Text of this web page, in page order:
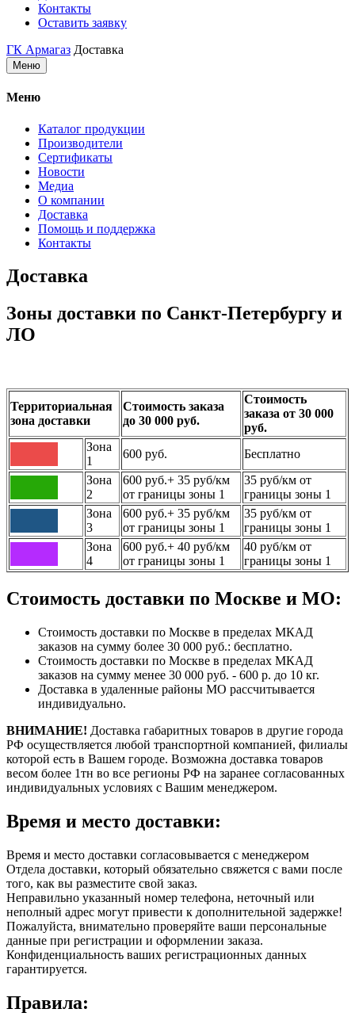
Контакты
Оставить заявку
ГК Армагаз Доставка
Меню
Меню
Каталог продукции
Производители
Сертификаты
Новости
Медиа
О компании
Доставка
Помощь и поддержка
Контакты
Доставка
Зоны доставки по Санкт-Петербургу и
ЛО
Территориальная
зона доставки
Стоимость заказа
до 30 000 руб.
Стоимость
заказа от 30 000
руб.
Зона
1
600 руб.
Бесплатно
Зона
2
600 руб.+ 35 руб/км
от границы зоны 1
35 руб/км от
границы зоны 1
Зона
3
600 руб.+ 35 руб/км
от границы зоны 1
35 руб/км от
границы зоны 1
Зона
4
600 руб.+ 40 руб/км
от границы зоны 1
40 руб/км от
границы зоны 1
Стоимость доставки по Москве и МО:
Стоимость доставки по Москве в пределах МКАД
заказов на сумму более 30 000 руб.: бесплатно.
Стоимость доставки по Москве в пределах МКАД
заказов на сумму менее 30 000 руб. - 600 р. до 10 кг.
Доставка в удаленные районы МО рассчитывается
индивидуально.
ВНИМАНИЕ! Доставка габаритных товаров в другие города
РФ осуществляется любой транспортной компанией, филиалы
которой есть в Вашем городе. Возможна доставка товаров
весом более 1тн во все регионы РФ на заранее согласованных
индивидуальных условиях с Вашим менеджером.
Время и место доставки:
Время и место доставки согласовывается с менеджером
Отдела доставки, который обязательно свяжется с вами после
того, как вы разместите свой заказ.
Неправильно указанный номер телефона, неточный или
неполный адрес могут привести к дополнительной задержке!
Пожалуйста, внимательно проверяйте ваши персональные
данные при регистрации и оформлении заказа.
Конфиденциальность ваших регистрационных данных
гарантируется.
Правила: